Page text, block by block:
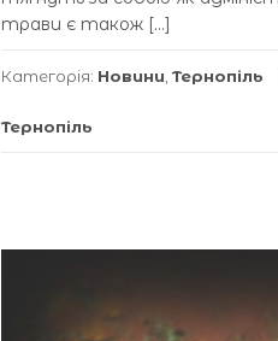
трави є також […]
Категорія: Новини Тернопіль
Тернопіль